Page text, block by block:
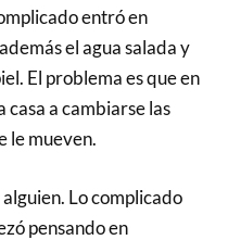
entró en
el agua salada y
El problema es que en
casa a cambiarse las
le mueven.
Lo complicado
pensando en